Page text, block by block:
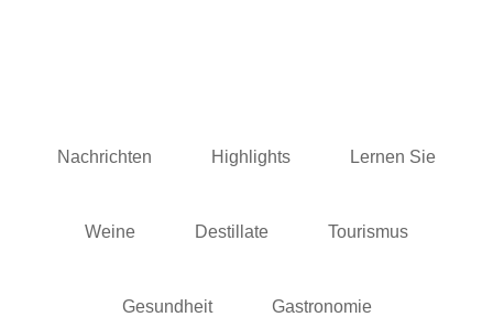
Nachrichten Highlights Lernen Sie
Weine Destillate Tourismus
Gesundheit Gastronomie